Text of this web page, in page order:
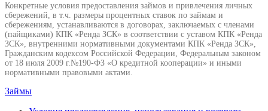
Конкретные условия предоставления займов и привлечения личных
сбережений, в т.ч. размеры процентных ставок по займам и
сбережениям, устанавливаются в договорах, заключаемых с членами
(пайщиками) КПК «Ренда ЗСК» в соответствии с уставом КПК «Ренда
ЗСК», внутренними нормативными документами КПК «Ренда ЗСК»,
Гражданским кодексом Российской Федерации, Федеральным законом
от 18 июля 2009 г.№190-ФЗ «О кредитной кооперации» и иными
нормативными правовыми актами.
Займы